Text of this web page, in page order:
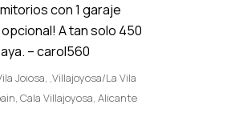
con 1 garaje
A tan solo 450
– carol560
Joiosa, ,Villajoyosa/La Vila
Cala Villajoyosa, Alicante